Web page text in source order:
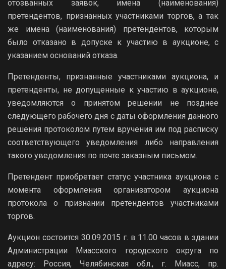
отозванных заявок, имена (наименования)
претендентов, признанных участниками торгов, а так
же имена (наименования) претендентов, которым
было отказано в допуске к участию в аукционе, с
указанием оснований отказа.
Претенденты, признанные участниками аукциона, и
претенденты, не допущенные к участию в аукционе,
уведомляются о принятом решении не позднее
следующего рабочего дня с даты оформления данного
решения протоколом путем вручения им под расписку
соответствующего уведомления либо направления
такого уведомления по почте заказным письмом.
Претендент приобретает статус участника аукциона с
момента оформления организатором аукциона
протокола о признании претендентов участниками
торгов.
Аукцион состоится 30.09.2015 г. в 11.00 часов в здании
Администрации Миасского городского округа по
адресу: Россия, Челябинская обл., г. Миасс, пр.